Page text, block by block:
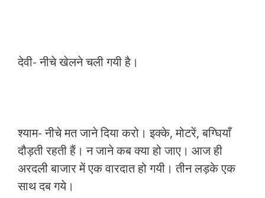
देवी- नीचे खेलने चली गयी है।
श्याम- नीचे मत जाने दिया करो। इक्के, मोटरें, बग्घियाँ
दौड़ती रहती हैं। न जाने कब क्या हो जाए। आज ही
अरदली बाजार में एक वारदात हो गयी। तीन लड़के एक
साथ दब गये।